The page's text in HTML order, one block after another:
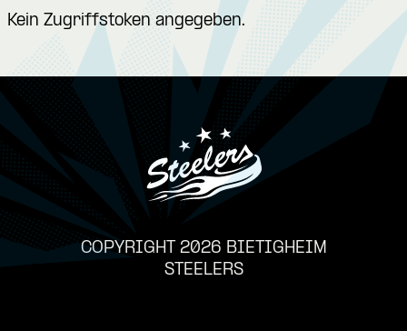
Kein Zugriffstoken angegeben.
COPYRIGHT 2026 BIETIGHEIM
STEELERS